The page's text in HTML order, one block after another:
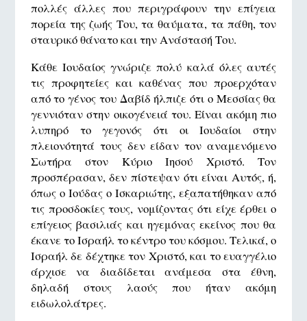
πολλές άλλες που περιγράφουν την επίγεια
πορεία της ζωής Του, τα θαύματα, τα πάθη, τον
σταυρικό θάνατο και την Ανάστασή Του.
Κάθε Ιουδαίος γνώριζε πολύ καλά όλες αυτές
τις προφητείες και καθένας που προερχόταν
από το γένος του Δαβίδ ήλπιζε ότι ο Μεσσίας θα
γεννιόταν στην οικογένειά του. Είναι ακόμη πιο
λυπηρό το γεγονός ότι οι Ιουδαίοι στην
πλειονότητά τους δεν είδαν τον αναμενόμενο
Σωτήρα στον Κύριο Ιησού Χριστό. Τον
προσπέρασαν, δεν πίστεψαν ότι είναι Αυτός, ή,
όπως ο Ιούδας ο Ισκαριώτης, εξαπατήθηκαν από
τις προσδοκίες τους, νομίζοντας ότι είχε έρθει ο
επίγειος βασιλιάς και ηγεμόνας εκείνος που θα
έκανε το Ισραήλ το κέντρο του κόσμου. Τελικά, ο
Ισραήλ δε δέχτηκε τον Χριστό, και το ευαγγέλιο
άρχισε να διαδίδεται ανάμεσα στα έθνη,
δηλαδή στους λαούς που ήταν ακόμη
ειδωλολάτρες.